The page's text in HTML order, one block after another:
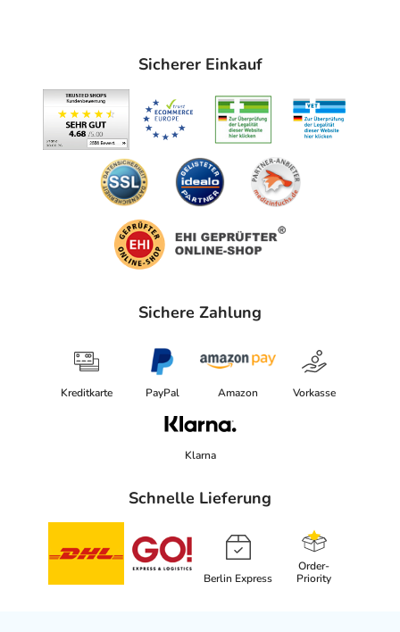
Sicherer Einkauf
Sichere Zahlung
Kreditkarte PayPal Amazon Vorkasse
Klarna
Schnelle Lieferung
Berlin Express
Order-
Priority